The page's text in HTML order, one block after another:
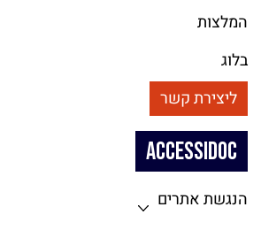
המלצות
בלוג
ליצירת קשר
ACCESSIDOC
הנגשת אתרים